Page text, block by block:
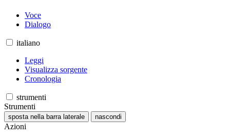
Voce
Dialogo
italiano
Leggi
Visualizza sorgente
Cronologia
strumenti
Strumenti
sposta nella barra laterale nascondi
Azioni